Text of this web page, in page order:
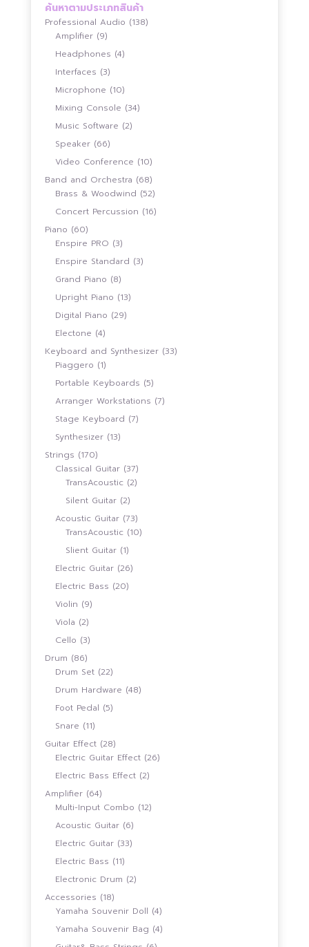
ค้นหาตามประเภทสินค้า
Professional Audio 138138
Amplifier 99
สินค้า
Headphones 44
Interfaces 33
สินค้า
Microphone 1010
สินค้า
Mixing Console 3434
Music Software 22
Speaker 6666
Video Conference 1010
สินค้า
Band and Orchestra 6868
สินค้า
Brass & Woodwind 5252
สินค้า
Concert Percussion 1616
Piano 6060
สินค้า
Enspire PRO 33
สินค้า
Enspire Standard 33
Grand Piano 88
สินค้า
Upright Piano 1313
Digital Piano 2929
Electone 44
สินค้า
Keyboard and Synthesizer 3333
Piaggero 11
สินค้า
Portable Keyboards 55
สินค้า
Arranger Workstations 77
Stage Keyboard 77
Synthesizer 1313
Strings 170170
สินค้า
Classical Guitar 3737
สินค้า
TransAcoustic 22
Silent Guitar 22
สินค้า
Acoustic Guitar 7373
สินค้า
TransAcoustic 1010
Slient Guitar 11
สินค้า
Electric Guitar 2626
Electric Bass 2020
Violin 99
Viola 22
สินค้า
Cello 33
สินค้า
Drum 8686
สินค้า
Drum Set 2222
สินค้า
Drum Hardware 4848
Foot Pedal 55
Snare 1111
สินค้า
Guitar Effect 2828
สินค้า
Electric Guitar Effect 2626
Electric Bass Effect 22
Amplifier 6464
สินค้า
Multi-Input Combo 1212
Acoustic Guitar 66
สินค้า
Electric Guitar 3333
Electric Bass 1111
สินค้า
Electronic Drum 22
Accessories 1818
สินค้า
Yamaha Souvenir Doll 44
สินค้า
Yamaha Souvenir Bag 44